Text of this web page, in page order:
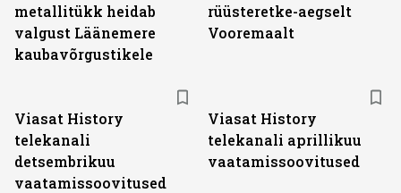
metallitükk heidab
valgust Läänemere
kaubavõrgustikele
rüüsteretke-aegselt
Vooremaalt
Viasat History
telekanali
detsembrikuu
vaatamissoovitused
Viasat History
telekanali aprillikuu
vaatamissoovitused